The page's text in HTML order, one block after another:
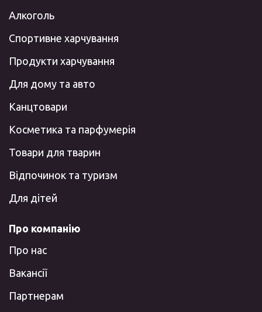
Алкоголь
Спортивне харчування
Продукти харчування
Для дому та авто
Канцтовари
Косметика та парфумерія
Товари для тварин
Відпочинок та туризм
Для дітей
Про компанію
Про нас
Вакансії
Партнерам